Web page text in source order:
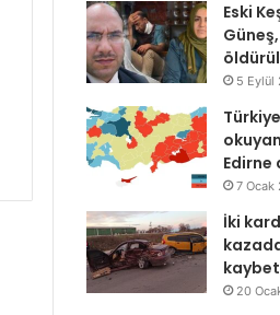
Eski
5 Eylül
Edirne
7 Ocak
İki
20